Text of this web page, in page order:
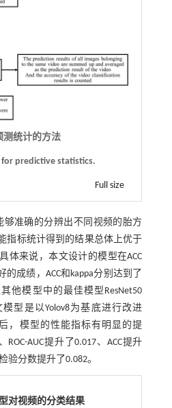
测统计的方法
predictive statistics.
Full size
够准确的分辨出不同视频的胎方
指标统计得到的结果总体上优于
体来说，本文设计的模型在ACC
成绩，ACC和kappa分别达到了
他模型中的最佳模型ResNet50
模型是以Yolov8为基底进行改进
，模型的性能指标有明显的提
ROC-AUC提升了0.017、ACC提升
验分数提升了0.082。
对视频的分类结果